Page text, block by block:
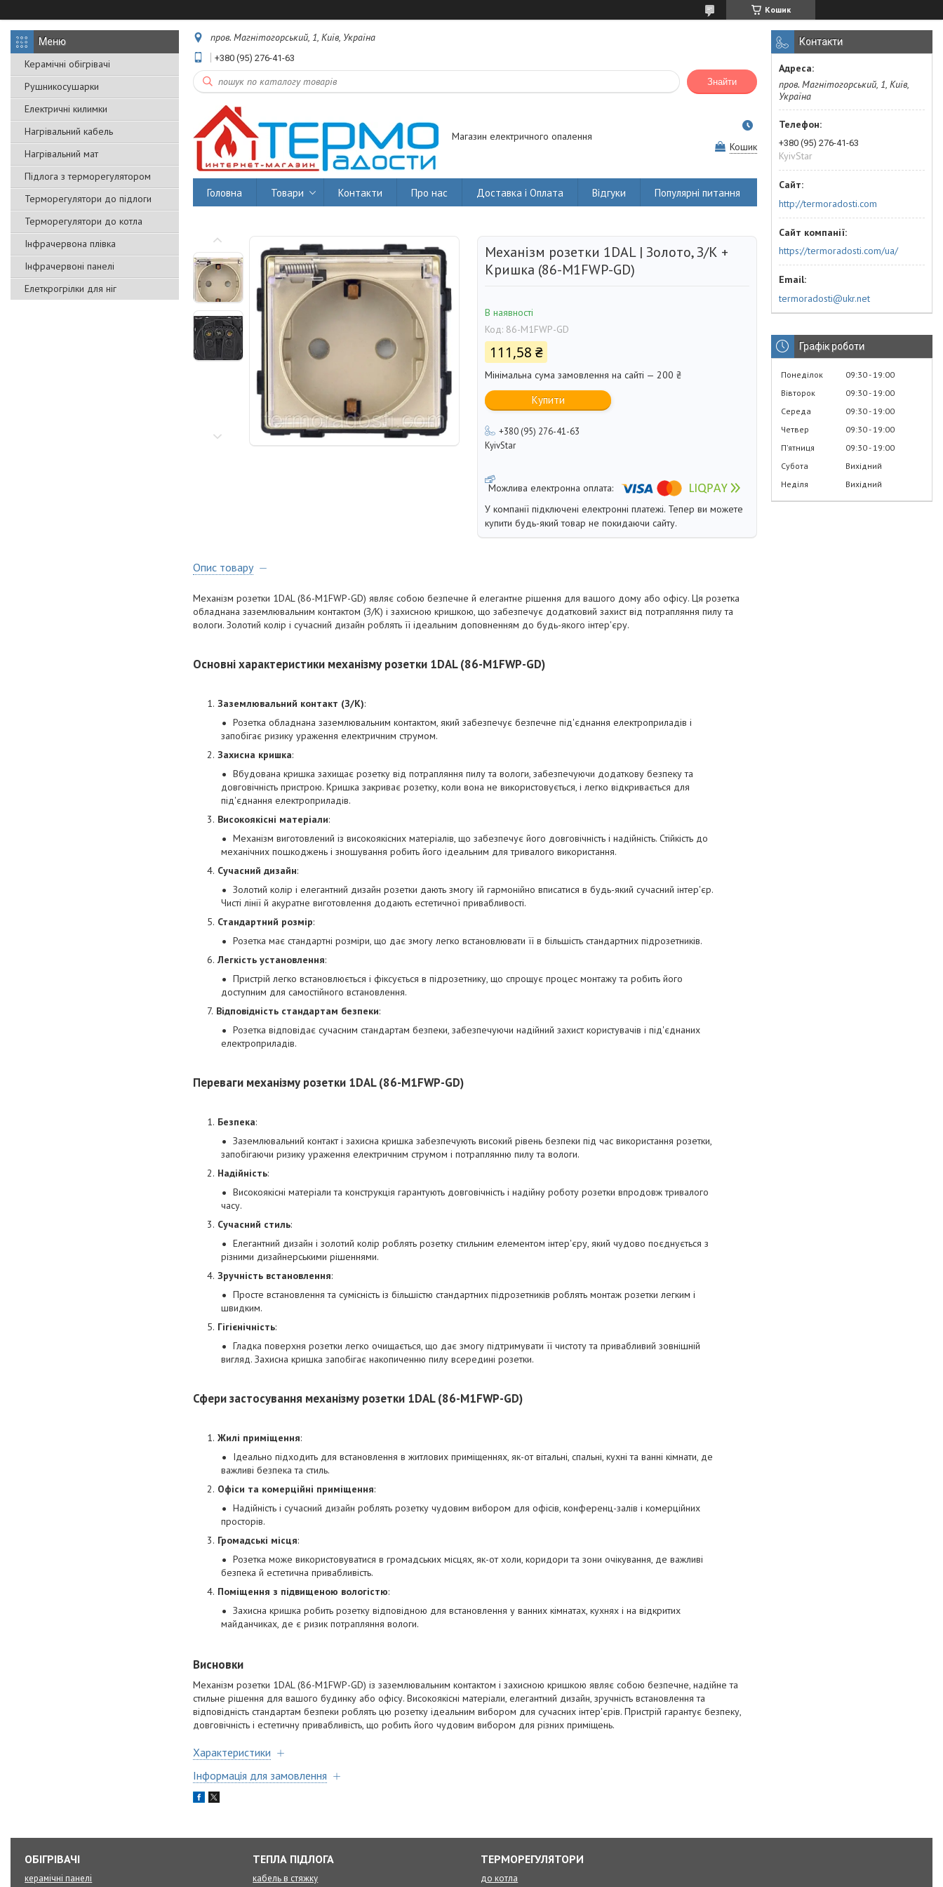
Кошик
Керамічні обігрівачі
Рушникосушарки
Електричні килимки
Нагрівальний кабель
Нагрівальний мат
Підлога з терморегулятором
Терморегулятори до підлоги
Терморегулятори до котла
Інфрачервона плівка
Інфрачервоні панелі
Елеткрогрілки для ніг
пров. Магнітогорський, 1, Київ, Україна
+380 (95) 276-41-63
Знайти
Магазин електричного опалення
Кошик
Головна Товари Контакти Про нас Доставка і Оплата Відгуки Популярні питання
Механізм розетки 1DAL | Золото, З/К +
Кришка (86-M1FWP-GD)
В наявності
Код: 86-M1FWP-GD
111,58 ₴
Мінімальна сума замовлення на сайті — 200 ₴
Купити
+380 (95) 276-41-63
KyivStar
У компанії підключені електронні платежі. Тепер ви можете
купити будь-який товар не покидаючи сайту.
Опис товару
Механізм розетки 1DAL (86-M1FWP-GD) являє собою безпечне й елегантне рішення для вашого дому або офісу. Ця розетка
обладнана заземлювальним контактом (З/К) і захисною кришкою, що забезпечує додатковий захист від потрапляння пилу та
вологи. Золотий колір і сучасний дизайн роблять її ідеальним доповненням до будь-якого інтер'єру.
Основні характеристики механізму розетки 1DAL (86-M1FWP-GD)
Заземлювальний контакт (З/К):
Розетка обладнана заземлювальним контактом, який забезпечує безпечне під'єднання електроприладів і
запобігає ризику ураження електричним струмом.
Захисна кришка:
Вбудована кришка захищає розетку від потрапляння пилу та вологи, забезпечуючи додаткову безпеку та
довговічність пристрою. Кришка закриває розетку, коли вона не використовується, і легко відкривається для
під'єднання електроприладів.
Високоякісні матеріали:
Механізм виготовлений із високоякісних матеріалів, що забезпечує його довговічність і надійність. Стійкість до
механічних пошкоджень і зношування робить його ідеальним для тривалого використання.
Сучасний дизайн:
Золотий колір і елегантний дизайн розетки дають змогу їй гармонійно вписатися в будь-який сучасний інтер'єр.
Чисті лінії й акуратне виготовлення додають естетичної привабливості.
Стандартний розмір:
Розетка має стандартні розміри, що дає змогу легко встановлювати її в більшість стандартних підрозетників.
Легкість установлення:
Пристрій легко встановлюється і фіксується в підрозетнику, що спрощує процес монтажу та робить його
доступним для самостійного встановлення.
Відповідність стандартам безпеки:
Розетка відповідає сучасним стандартам безпеки, забезпечуючи надійний захист користувачів і під'єднаних
електроприладів.
Переваги механізму розетки 1DAL (86-M1FWP-GD)
Безпека:
Заземлювальний контакт і захисна кришка забезпечують високий рівень безпеки під час використання розетки,
запобігаючи ризику ураження електричним струмом і потраплянню пилу та вологи.
Надійність:
Високоякісні матеріали та конструкція гарантують довговічність і надійну роботу розетки впродовж тривалого
часу.
Сучасний стиль:
Елегантний дизайн і золотий колір роблять розетку стильним елементом інтер'єру, який чудово поєднується з
різними дизайнерськими рішеннями.
Зручність встановлення:
Просте встановлення та сумісність із більшістю стандартних підрозетників роблять монтаж розетки легким і
швидким.
Гігієнічність:
Гладка поверхня розетки легко очищається, що дає змогу підтримувати її чистоту та привабливий зовнішній
вигляд. Захисна кришка запобігає накопиченню пилу всередині розетки.
Сфери застосування механізму розетки 1DAL (86-M1FWP-GD)
Жилі приміщення:
Ідеально підходить для встановлення в житлових приміщеннях, як-от вітальні, спальні, кухні та ванні кімнати, де
важливі безпека та стиль.
Офіси та комерційні приміщення:
Надійність і сучасний дизайн роблять розетку чудовим вибором для офісів, конференц-залів і комерційних
просторів.
Громадські місця:
Розетка може використовуватися в громадських місцях, як-от холи, коридори та зони очікування, де важливі
безпека й естетична привабливість.
Поміщення з підвищеною вологістю:
Захисна кришка робить розетку відповідною для встановлення у ванних кімнатах, кухнях і на відкритих
майданчиках, де є ризик потрапляння вологи.
Висновки
Механізм розетки 1DAL (86-M1FWP-GD) із заземлювальним контактом і захисною кришкою являє собою безпечне, надійне та
стильне рішення для вашого будинку або офісу. Високоякісні матеріали, елегантний дизайн, зручність встановлення та
відповідність стандартам безпеки роблять цю розетку ідеальним вибором для сучасних інтер'єрів. Пристрій гарантує безпеку,
довговічність і естетичну привабливість, що робить його чудовим вибором для різних приміщень.
Характеристики
Інформація для замовлення
Контакти
пров. Магнітогорський, 1, Київ,
Україна
+380 (95) 276-41-63
KyivStar
http://termoradosti.com
https://termoradosti.com/ua/
termoradosti@ukr.net
Графік роботи
Понеділок 09:30 19:00
Вівторок
09:30 19:00
Середа
09:30 19:00
Четвер
09:30 19:00
Пʼятниця
09:30 19:00
Субота
Вихідний
Неділя
Вихідний
ОБІГРІВАЧІ
керамічні панелі
ТЕПЛА ПІДЛОГА
кабель в стяжку
ТЕРМОРЕГУЛЯТОРИ
до котла